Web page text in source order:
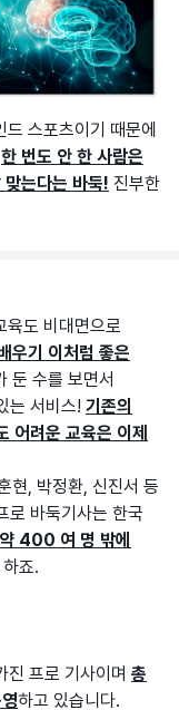
스포츠이기 때문에
한 번도 안 한 사람은
맞는다는 바둑! 진부한
육도 비대면으로
우기 이처럼 좋은
둔 수를 보면서
는 서비스! 기존의
어려운 교육은 이제
현, 박정환, 신진서 등
로 바둑기사는 한국
400 여 명 밖에
죠.
프로 기사이며 총
하고 있습니다.